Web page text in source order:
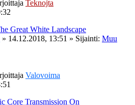
Teknojta
Great White Landscape
» 14.12.2018, 13:51 » Sijainti: Muu
Valovoima
Core Transmission On